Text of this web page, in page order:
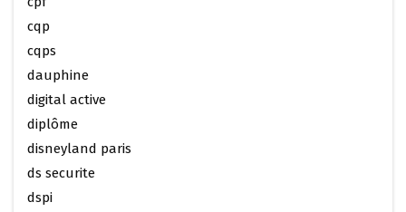
cqp
cqps
dauphine
digital active
diplôme
disneyland paris
ds securite
dspi